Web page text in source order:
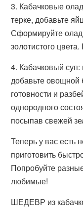
3. Кабачковые
терке, добавьте
Сформируйте
золотистого
4. Кабачковый суп:
добавьте овощной
готовности и
однородного
посыпав свежей
Теперь у вас есть
приготовить
Попробуйте
любимые!
ШЕДЕВР из